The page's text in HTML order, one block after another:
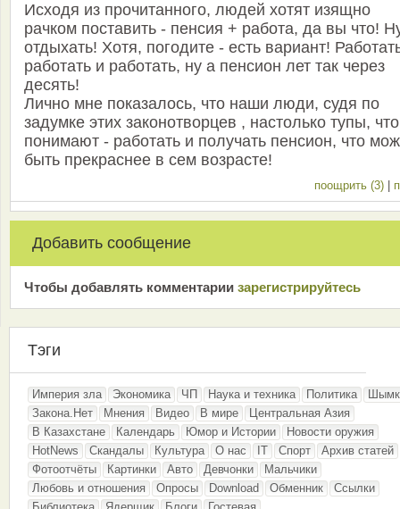
Исходя из прочитанного, людей хотят изящно
рачком поставить - пенсия + работа, да вы что!
отдыхать! Хотя, погодите - есть вариант!
работать и работать, ну а пенсион лет так через
десять!
Лично мне показалось, что наши люди, судя по
задумке этих законотворцев , настолько тупы,
понимают - работать и получать пенсион, что
быть прекраснее в сем возрасте!
поощрить (3)
Добавить сообщение
Чтобы добавлять комментарии зарeгиcтрирyйтeсь
Тэги
Империя зла Экономика ЧП Наука и техника Политика
Закона.Нет
Мнения Видео В мире
Центральная Азия
В Казахстане
Календарь Юмор и Истории
Новости оружия
HotNews
Скандалы Культура О нас IT Спорт
Архив статей
Фотоотчёты
Картинки Авто Девчонки
Мальчики
Любовь и отношения
Опросы Download Обменник
Ссылки